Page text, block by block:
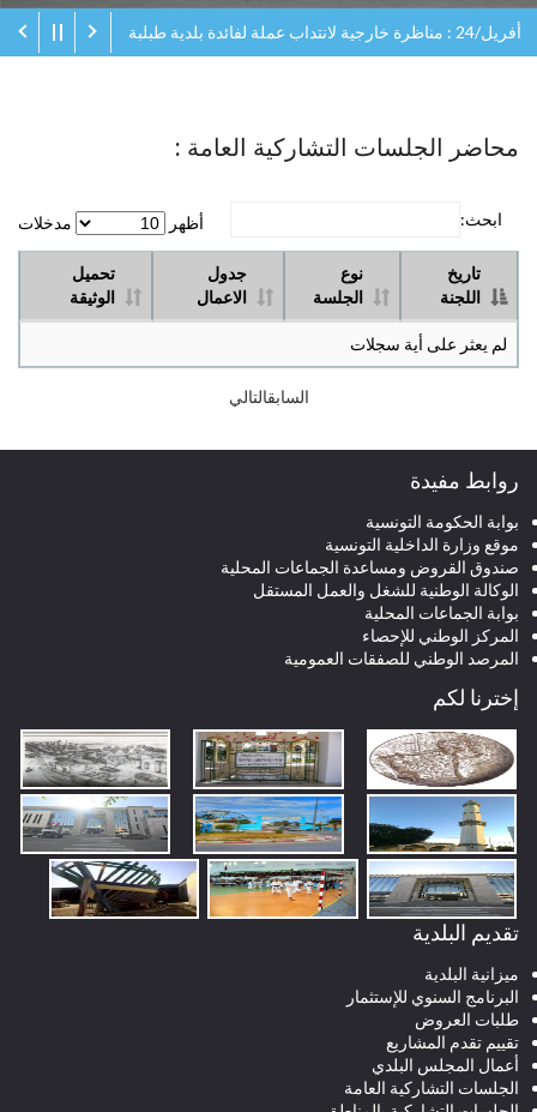
أفريل/24 : مناظرة خارجية لانتداب عملة لفائدة بلدية طبلبة
محاضر الجلسات التشاركية العامة :
أظهر مدخلات ابحث:
تاريخ
اللجنة
نوع
الجلسة
جدول
الاعمال
تحميل
الوثيقة
لم يعثر على أية سجلات
السابقالتالي
روابط مفيدة
بوابة الحكومة التونسية
موقع وزارة الداخلية التونسية
صندوق القروض ومساعدة الجماعات المحلية
الوكالة الوطنية للشغل والعمل المستقل
بوابة الجماعات المحلية
المركز الوطني للإحصاء
المرصد الوطني للصفقات العمومية
إخترنا لكم
تقديم البلدية
ميزانية البلدية
البرنامج السنوي للإستثمار
طلبات العروض
تقييم تقدم المشاريع
أعمال المجلس البلدي
الجلسات التشاركية العامة